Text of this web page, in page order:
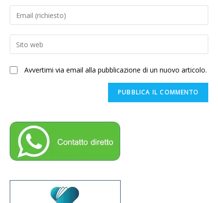
tuo
nome
nome
utente
per
Inserisci
il
tuo
indirizzo
per
Enter
your
website
URL
Avvertimi via email alla pubblicazione di un nuovo articolo.